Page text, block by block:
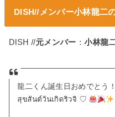
DISH//メンバー小林龍二
DISH //元メンバー ：小林龍
龍二くん誕生日おめでとう！
สุขสันต์วันเกิดริวจิ ♡︎